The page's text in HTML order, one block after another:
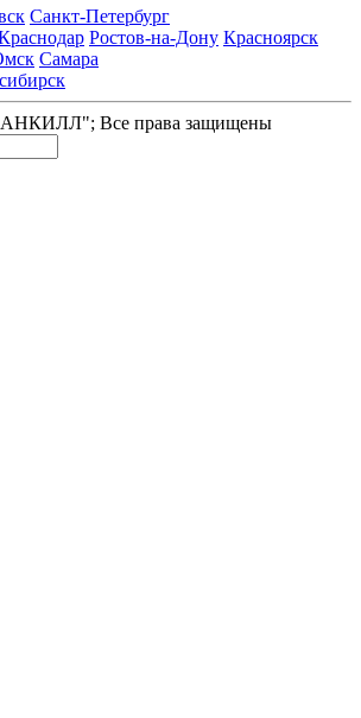
Санкт-Петербург
Ростов-на-Дону Красноярск
Самара
Все права защищены